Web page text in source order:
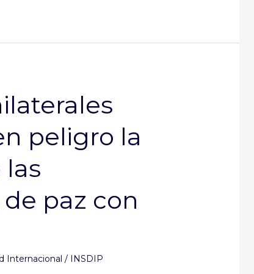
peligro la
paz con
Internacional / INSDIP